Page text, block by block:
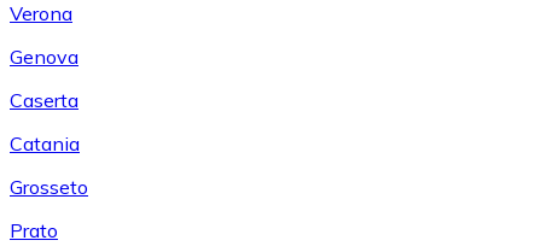
Verona
Genova
Caserta
Catania
Grosseto
Prato